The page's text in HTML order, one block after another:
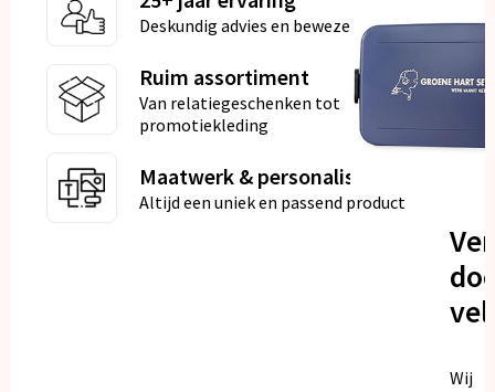
Deskundig advies en bewezen kwaliteit
Ruim assortiment
Van relatiegeschenken tot
promotiekleding
Maatwerk & personalisatie
Altijd een uniek en passend product
Wij